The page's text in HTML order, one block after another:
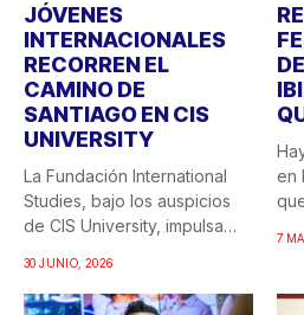
JÓVENES
INTERNACIONALES
RECORREN EL
CAMINO DE
SANTIAGO EN CIS
UNIVERSITY
La Fundación International
Studies, bajo los auspicios
de CIS University, impulsa
30 JUNIO, 2026
en
7